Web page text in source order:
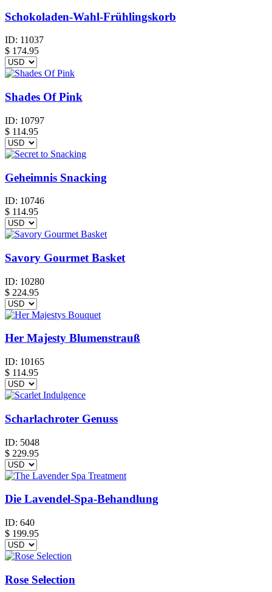
Schokoladen-Wahl-Frühlingskorb
ID: 11037
$ 174.95
Shades Of Pink
ID: 10797
$ 114.95
Geheimnis Snacking
ID: 10746
$ 114.95
Savory Gourmet Basket
ID: 10280
$ 224.95
Her Majesty Blumenstrauß
ID: 10165
$ 114.95
Scharlachroter Genuss
ID: 5048
$ 229.95
Die Lavendel-Spa-Behandlung
ID: 640
$ 199.95
Rose Selection